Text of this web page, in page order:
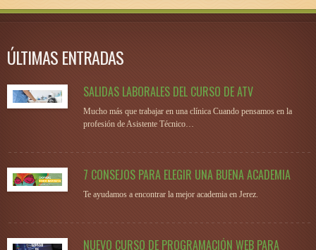
ÚLTIMAS ENTRADAS
SALIDAS LABORALES DEL CURSO DE ATV
Mucho más que trabajar en una clínica Cuando pensamos en la
profesión de Asistente Técnico…
7 CONSEJOS PARA ELEGIR UNA BUENA ACADEMIA
Te ayudamos a encontrar la mejor academia en Jerez.
NUEVO CURSO DE PROGRAMACIÓN WEB PARA